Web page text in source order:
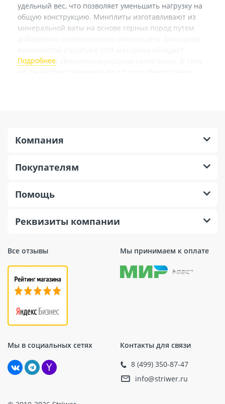
удельный вес, что позволяет уменьшить нагрузку на
общую конструкцию. Минплиты изготавливают из
минеральной ваты на основе горных пород путем
отличными звукоизолирующими качествами. К тому
Все отзывы Мы принимаем к оплате
Мы в социальных сетях Контакты для связи
8 (499) 350-87-47
info@striwer.ru
Компания
Покупателям
Помощь
Реквизиты компании